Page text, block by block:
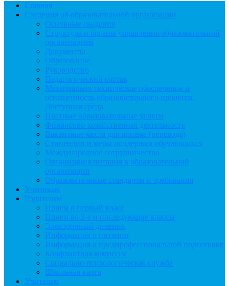
Главная
Сведения об образовательной организации
Основные сведения
Структура и органы управления образовательной
организацией
Документы
Образование
Руководство
Педагогический состав
Материально-техническое обеспечение и
оснащенность образовательного процесса.
Доступная среда
Платные образовательные услуги
Финансово-хозяйственная деятельность
Вакантные места для приема (перевода)
Стипендии и меры поддержки обучающихся
Международное сотрудничество
Организация питания в образовательной
организации
Образовательные стандарты и требования
Ученикам
Родителям
Прием в первый класс
Прием во 2-е и последующие классы
Электронный дневник
Информация о питании
Информация о предпрофессиональной подготовке
Конфликтная комиссия
Социально-психологическая служба
Школьная карта
Учителям